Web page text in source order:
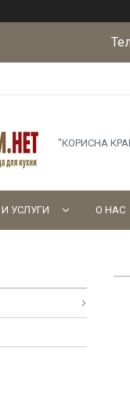
"КОРИСНА
УСЛУГИ О НАС